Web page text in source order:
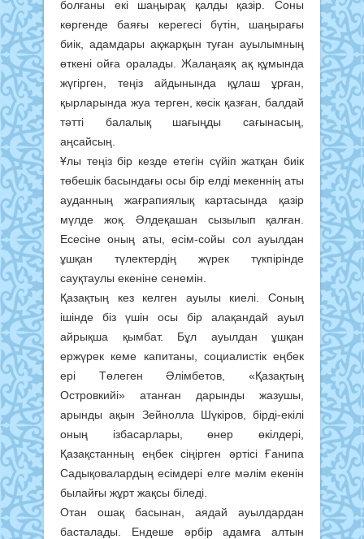
болғаны екі шаңырақ қалды қазір. Соны
көргенде баяғы керегесі бүтін, шаңырағы
биік, адамдары ақжарқын туған ауылымның
өткені ойға оралады. Жалаңаяқ ақ құмында
жүгірген, теңіз айдынында құлаш ұрған,
қырларында жуа терген, көсік қазған, балдай
тәтті балалық шағыңды сағынасың,
аңсайсың.
Ұлы теңіз бір кезде етегін сүйіп жатқан биік
төбешік басындағы осы бір елді мекеннің аты
ауданның жағрапиялық картасында қазір
мүлде жоқ. Әлдеқашан сызылып қалған.
Есесіне оның аты, есім-сойы сол ауылдан
ұшқан түлектердің жүрек түкпірінде
сауқтаулы екеніне сенемін.
Қазақтың кез келген ауылы киелі. Соның
ішінде біз үшін осы бір алақандай ауыл
айрықша қымбат. Бұл ауылдан ұшқан
ержүрек кеме капитаны, социалистік еңбек
ері Төлеген Әлімбетов, «Қазақтың
Островкийі» атанған дарынды жазушы,
арынды ақын Зейнолла Шүкіров, бірді-екілі
оның ізбасарлары, өнер өкілдері,
Қазақстанның еңбек сіңірген әртісі Ғанипа
Садықовалардың есімдері елге мәлім екенін
былайғы жұрт жақсы біледі.
Отан ошақ басынан, аядай ауылдардан
басталады. Ендеше әрбір адамға алтын